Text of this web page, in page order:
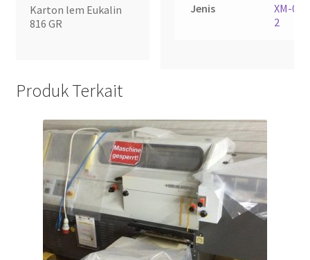
Karton lem Eukalin
816 GR
Jenis
XM-04-
2
Produk Terkait